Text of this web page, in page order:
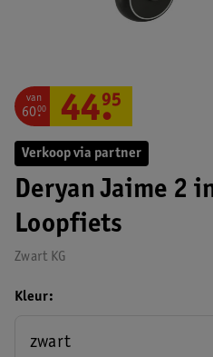
Verkoop via partner
Deryan Jaime 2
Loopfiets
Zwart KG
van
60.
00 44.
95
Kleur
zwart